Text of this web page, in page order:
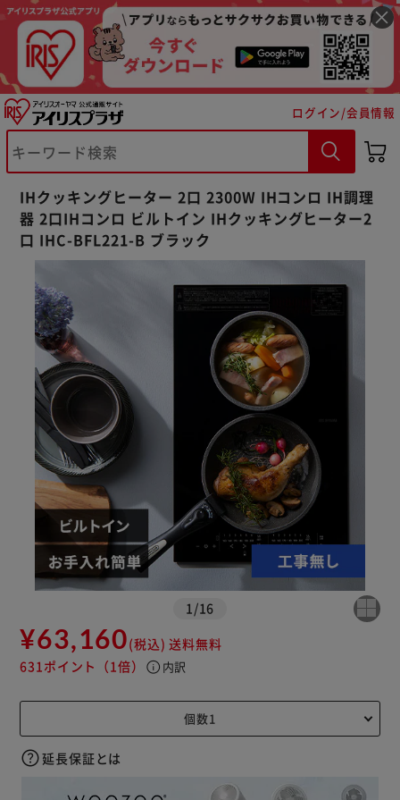
ログイン/会員情報
IHクッキングヒーター 2口 2300W IHコンロ IH調理
器 2口IHコンロ ビルトイン IHクッキングヒーター2
口 IHC-BFL221-B ブラック
1/16
¥63,160(税込) 送料無料
631ポイント （1倍） info 内訳
延長保証とは
※ご確認ください
カートに入れる 購入手続きへ